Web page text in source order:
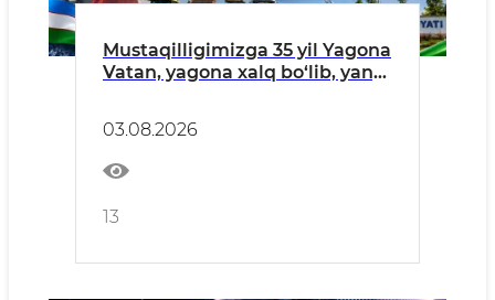
Mustaqilligimizga 35 yil Yagona
Vatan, yagona xalq bo‘lib, yangi
03.08.2026
13